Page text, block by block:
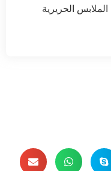
الحريرية